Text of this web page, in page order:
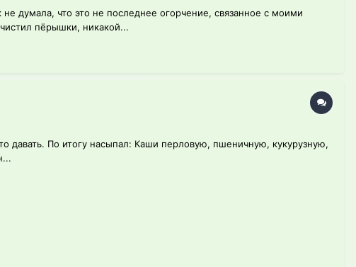
думала, что это не последнее огорчение, связанное с моими
пёрышки, никакой...
давать. По итогу насыпал: Каши перловую, пшеничную, кукурузную,